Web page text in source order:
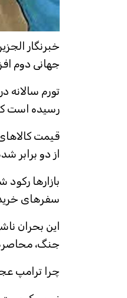
خبرنگار
جهانی دوم
رسیده است
قیمت
از دو برابر
بازارها رکود
سفرهای
این بحران
جنگ،
چرا ترامپ